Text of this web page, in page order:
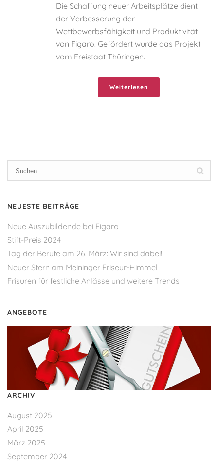
Die Schaffung neuer Arbeitsplätze dient
der Verbesserung der
Wettbewerbsfähigkeit und Produktivität
von Figaro. Gefördert wurde das Projekt
vom Freistaat Thüringen.
Weiterlesen
NEUESTE BEITRÄGE
Neue Auszubildende bei Figaro
Stift-Preis 2024
Tag der Berufe am 26. März: Wir sind dabei!
Neuer Stern am Meininger Friseur-Himmel
Frisuren für festliche Anlässe und weitere Trends
ANGEBOTE
ARCHIV
August 2025
April 2025
März 2025
September 2024